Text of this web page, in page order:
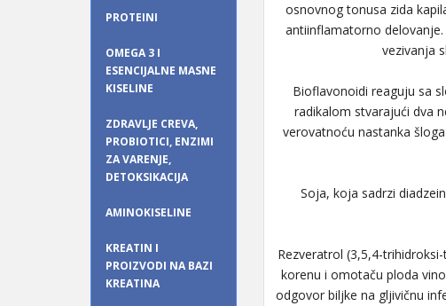
PROTEINI
OMEGA 3 I
ESENCIJALNE MASNE
KISELINE
ZDRAVLJE CREVA,
PROBIOTICI, ENZIMI
ZA VARENJE,
DETOKSIKACIJA
AMINOKISELINE
KREATIN I
PROIZVODI NA BAZI
KREATINA
osnovnog tonusa zida
antiinflamatorno
vezivanja
Bioflavonoidi reaguju sa
radikalom stvarajući dva
verovatnoću nastanka
Soja, koja sadrzi
Rezveratrol (3,5,4-
korenu i omotaču ploda
odgovor biljke na gljivičnu